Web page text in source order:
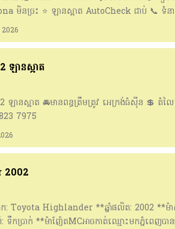
មិនច្រះ ⭐️ ឡានស្អាត​ AutoCheck ជាប់ 📞 ទំន
លក្រុមសាងឡាន:
ឡានស្អាត
ានស្អាត 🚘មានពន្ធត្រឹមត្រូវ អេក្រង់ធំស៉ីន 💲 តំលៃ
7975
2002
ាក: Toyota Highlander **ឆ្នាំផលិត: 2002 **ម៉
ប្រាក់ **ម៉ាញ៉ែតMCអាចកាត់ឈ្មោះមកភ្នំពេញបានផ្